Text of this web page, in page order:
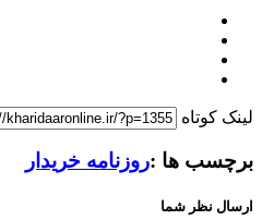
لینک کوتاه
برچسب ها :روزنامه خریدار
ارسال نظر شما